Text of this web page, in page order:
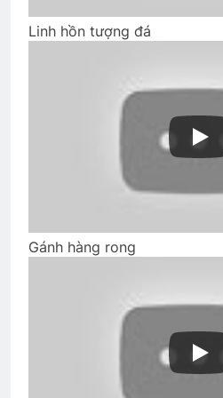
CTBCTY Tập
Tình Ca Mùa
2 Years Ago
CSVSQ Phạm
2 Years Ago
Linh hồn tượng đá
Gánh hàng rong